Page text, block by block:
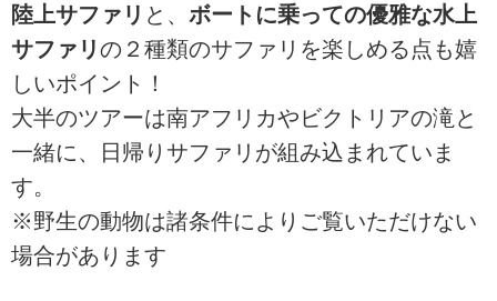
陸上サファリ と、 ボートに乗っての優雅な水上
サファリの２種類のサファリを楽しめる点も嬉
しいポイント！
大半のツアーは南アフリカやビクトリアの滝と
一緒に、日帰りサファリが組み込まれていま
す。
※野生の動物は諸条件によりご覧いただけない
場合があります